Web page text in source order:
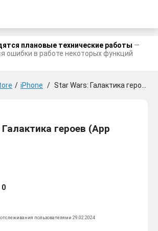
плановые технические работы —
ошибки в работе некоторых функций
/ iPhone / Star Wars: Галактика героев
героев (App
0
пользователями 29.02.2024